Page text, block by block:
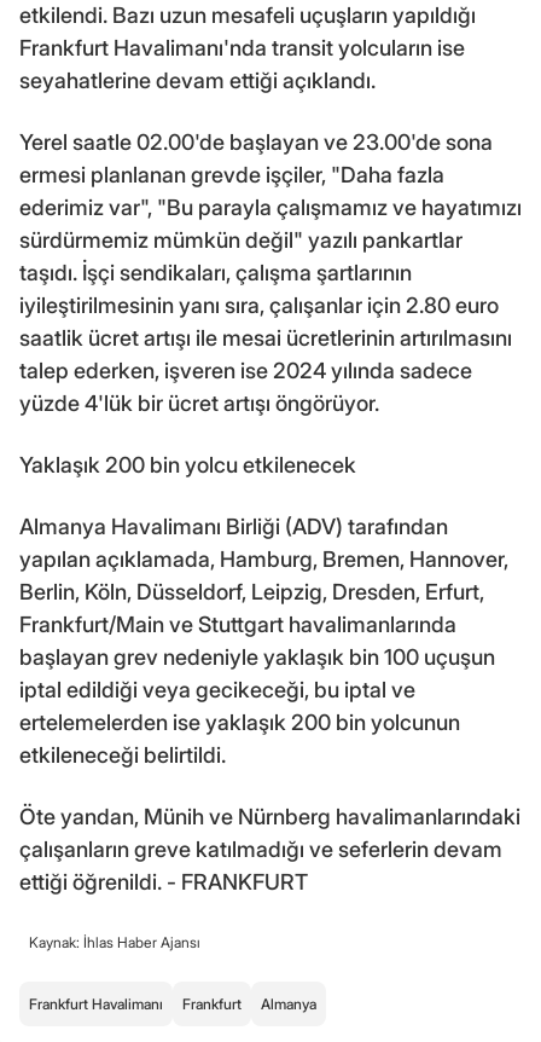
etkilendi. Bazı uzun mesafeli uçuşların yapıldığı
Frankfurt Havalimanı'nda transit yolcuların ise
seyahatlerine devam ettiği açıklandı.
Yerel saatle 02.00'de başlayan ve 23.00'de sona
ermesi planlanan grevde işçiler, "Daha fazla
ederimiz var", "Bu parayla çalışmamız ve hayatımızı
sürdürmemiz mümkün değil" yazılı pankartlar
taşıdı. İşçi sendikaları, çalışma şartlarının
iyileştirilmesinin yanı sıra, çalışanlar için 2.80 euro
saatlik ücret artışı ile mesai ücretlerinin artırılmasını
talep ederken, işveren ise 2024 yılında sadece
yüzde 4'lük bir ücret artışı öngörüyor.
Yaklaşık 200 bin yolcu etkilenecek
Almanya Havalimanı Birliği (ADV) tarafından
yapılan açıklamada, Hamburg, Bremen, Hannover,
Berlin, Köln, Düsseldorf, Leipzig, Dresden, Erfurt,
Frankfurt/Main ve Stuttgart havalimanlarında
başlayan grev nedeniyle yaklaşık bin 100 uçuşun
iptal edildiği veya gecikeceği, bu iptal ve
ertelemelerden ise yaklaşık 200 bin yolcunun
etkileneceği belirtildi.
Öte yandan, Münih ve Nürnberg havalimanlarındaki
çalışanların greve katılmadığı ve seferlerin devam
ettiği öğrenildi. - FRANKFURT
Kaynak: İhlas Haber Ajansı
Frankfurt Havalimanı Frankfurt Almanya